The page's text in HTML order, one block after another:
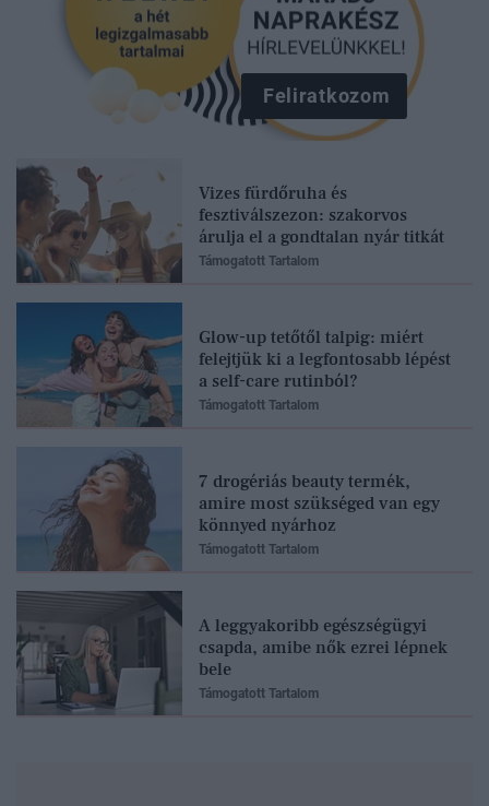
Feliratkozom
Vizes fürdőruha és
fesztiválszezon: szakorvos
árulja el a gondtalan nyár titkát
Támogatott Tartalom
Glow-up tetőtől talpig: miért
felejtjük ki a legfontosabb lépést
a self-care rutinból?
Támogatott Tartalom
7 drogériás beauty termék,
amire most szükséged van egy
könnyed nyárhoz
Támogatott Tartalom
A leggyakoribb egészségügyi
csapda, amibe nők ezrei lépnek
bele
Támogatott Tartalom